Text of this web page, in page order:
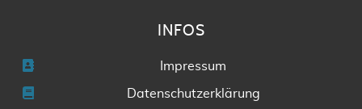
INFOS
Impressum
Datenschutzerklärung